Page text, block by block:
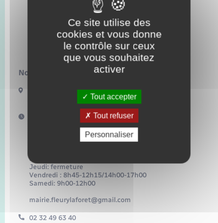
Voirie et espace public
Nous contacter :
8 Place de l’église
27480 Fleury-la-Forêt
Horaires d'ouverture :
Horaires d’ouverture au public de la mairie et de
Lundi: 8h45-12h15/14h00-17h00
Mercredi: 8h45-12h15/14h00-17h00
Jeudi: fermeture
Vendredi : 8h45-12h15/14h00-17h00
Samedi: 9h00-12h00
mairie.fleurylaforet@gmail.com
02 32 49 63 40
Ce site utilise des
cookies et vous donne
le contrôle sur ceux
que vous souhaitez
activer
Tout accepter
Tout refuser
Personnaliser